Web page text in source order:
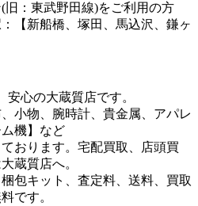
：東武野田線)をご利用の方
【新船橋、塚田、馬込沢、鎌ヶ
安心の大蔵質店です。
小物、腕時計、貴金属、アパレ
機】など
おります。宅配買取、店頭買
蔵質店へ。
包キット、査定料、送料、買取
です。